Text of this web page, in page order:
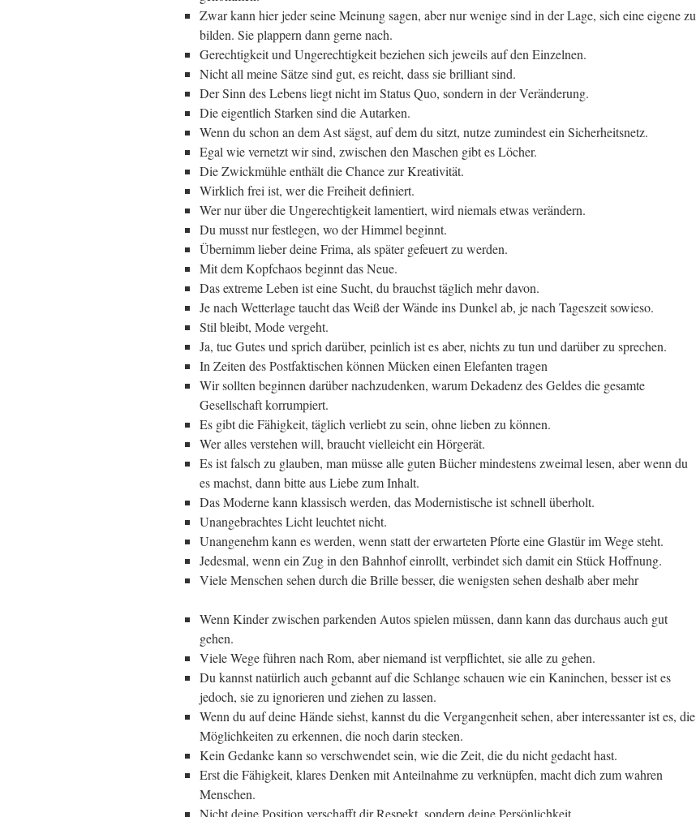
Zwar kann hier jeder seine Meinung sagen, aber nur wenige sind in der Lage, sich eine eigene zu
bilden. Sie plappern dann gerne nach.
Gerechtigkeit und Ungerechtigkeit beziehen sich jeweils auf den Einzelnen.
Nicht all meine Sätze sind gut, es reicht, dass sie brilliant sind.
Der Sinn des Lebens liegt nicht im Status Quo, sondern in der Veränderung.
Die eigentlich Starken sind die Autarken.
Wenn du schon an dem Ast sägst, auf dem du sitzt, nutze zumindest ein Sicherheitsnetz.
Egal wie vernetzt wir sind, zwischen den Maschen gibt es Löcher.
Die Zwickmühle enthält die Chance zur Kreativität.
Wirklich frei ist, wer die Freiheit definiert.
Wer nur über die Ungerechtigkeit lamentiert, wird niemals etwas verändern.
Du musst nur festlegen, wo der Himmel beginnt.
Übernimm lieber deine Frima, als später gefeuert zu werden.
Mit dem Kopfchaos beginnt das Neue.
Das extreme Leben ist eine Sucht, du brauchst täglich mehr davon.
Je nach Wetterlage taucht das Weiß der Wände ins Dunkel ab, je nach Tageszeit sowieso.
Stil bleibt, Mode vergeht.
Ja, tue Gutes und sprich darüber, peinlich ist es aber, nichts zu tun und darüber zu sprechen.
In Zeiten des Postfaktischen können Mücken einen Elefanten tragen
Wir sollten beginnen darüber nachzudenken, warum Dekadenz des Geldes die gesamte
Gesellschaft korrumpiert.
Es gibt die Fähigkeit, täglich verliebt zu sein, ohne lieben zu können.
Wer alles verstehen will, braucht vielleicht ein Hörgerät.
Es ist falsch zu glauben, man müsse alle guten Bücher mindestens zweimal lesen, aber wenn du
es machst, dann bitte aus Liebe zum Inhalt.
Das Moderne kann klassisch werden, das Modernistische ist schnell überholt.
Unangebrachtes Licht leuchtet nicht.
Unangenehm kann es werden, wenn statt der erwarteten Pforte eine Glastür im Wege steht.
Jedesmal, wenn ein Zug in den Bahnhof einrollt, verbindet sich damit ein Stück Hoffnung.
Viele Menschen sehen durch die Brille besser, die wenigsten sehen deshalb aber mehr
Wenn Kinder zwischen parkenden Autos spielen müssen, dann kann das durchaus auch gut
gehen.
Viele Wege führen nach Rom, aber niemand ist verpflichtet, sie alle zu gehen.
Du kannst natürlich auch gebannt auf die Schlange schauen wie ein Kaninchen, besser ist es
jedoch, sie zu ignorieren und ziehen zu lassen.
Wenn du auf deine Hände siehst, kannst du die Vergangenheit sehen, aber interessanter ist es, die
Möglichkeiten zu erkennen, die noch darin stecken.
Kein Gedanke kann so verschwendet sein, wie die Zeit, die du nicht gedacht hast.
Erst die Fähigkeit, klares Denken mit Anteilnahme zu verknüpfen, macht dich zum wahren
Menschen.
Nicht deine Position verschafft dir Respekt, sondern deine Persönlichkeit.